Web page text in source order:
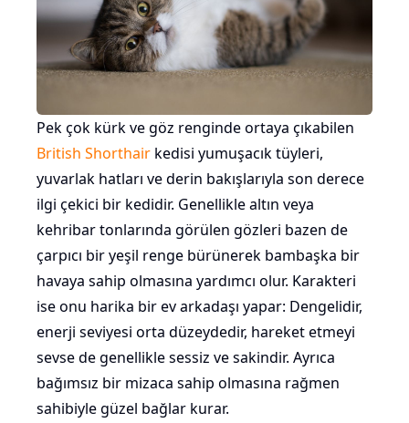
Pek çok kürk ve göz renginde ortaya çıkabilen
British Shorthair kedisi yumuşacık tüyleri,
yuvarlak hatları ve derin bakışlarıyla son derece
ilgi çekici bir kedidir. Genellikle altın veya
kehribar tonlarında görülen gözleri bazen de
çarpıcı bir yeşil renge bürünerek bambaşka bir
havaya sahip olmasına yardımcı olur. Karakteri
ise onu harika bir ev arkadaşı yapar: Dengelidir,
enerji seviyesi orta düzeydedir, hareket etmeyi
sevse de genellikle sessiz ve sakindir. Ayrıca
bağımsız bir mizaca sahip olmasına rağmen
sahibiyle güzel bağlar kurar.